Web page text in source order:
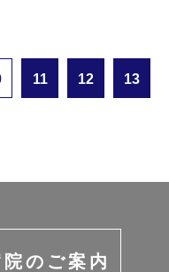
11 12 13
のご案内